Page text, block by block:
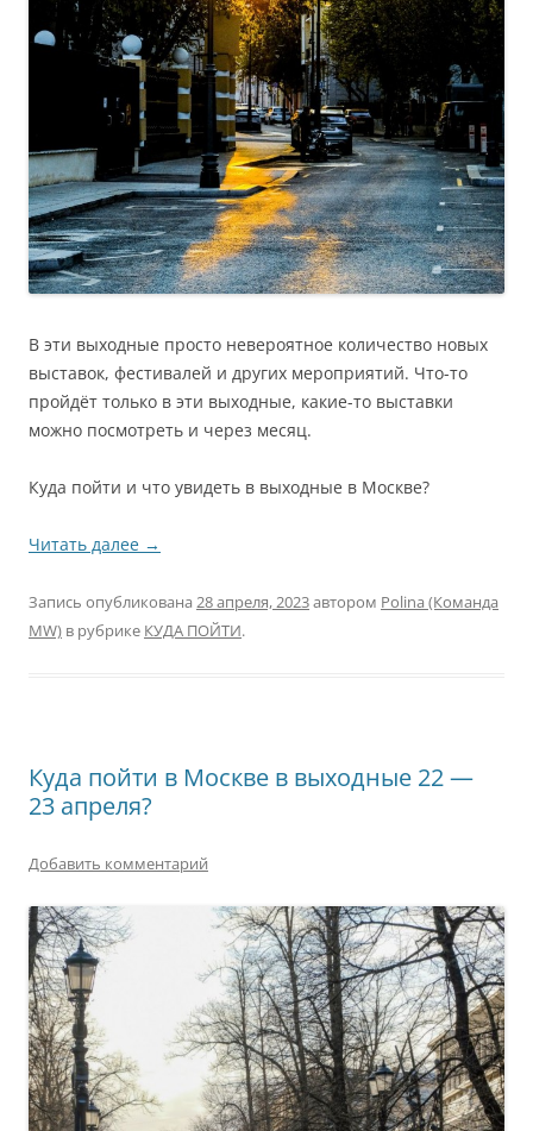
В эти выходные просто невероятное количество новых
выставок, фестивалей и других мероприятий. Что-то
пройдёт только в эти выходные, какие-то выставки
можно посмотреть и через месяц.
Куда пойти и что увидеть в выходные в Москве?
Читать далее →
Запись опубликована 28 апреля, 2023автором Polina (Команда
MW) в рубрике КУДА ПОЙТИ.
Куда пойти в Москве в выходные 22 —
23 апреля?
Добавить комментарий